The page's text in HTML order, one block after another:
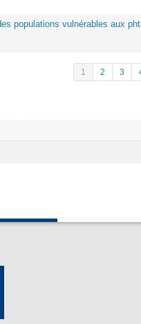
populations vulnérables aux
1 2 3